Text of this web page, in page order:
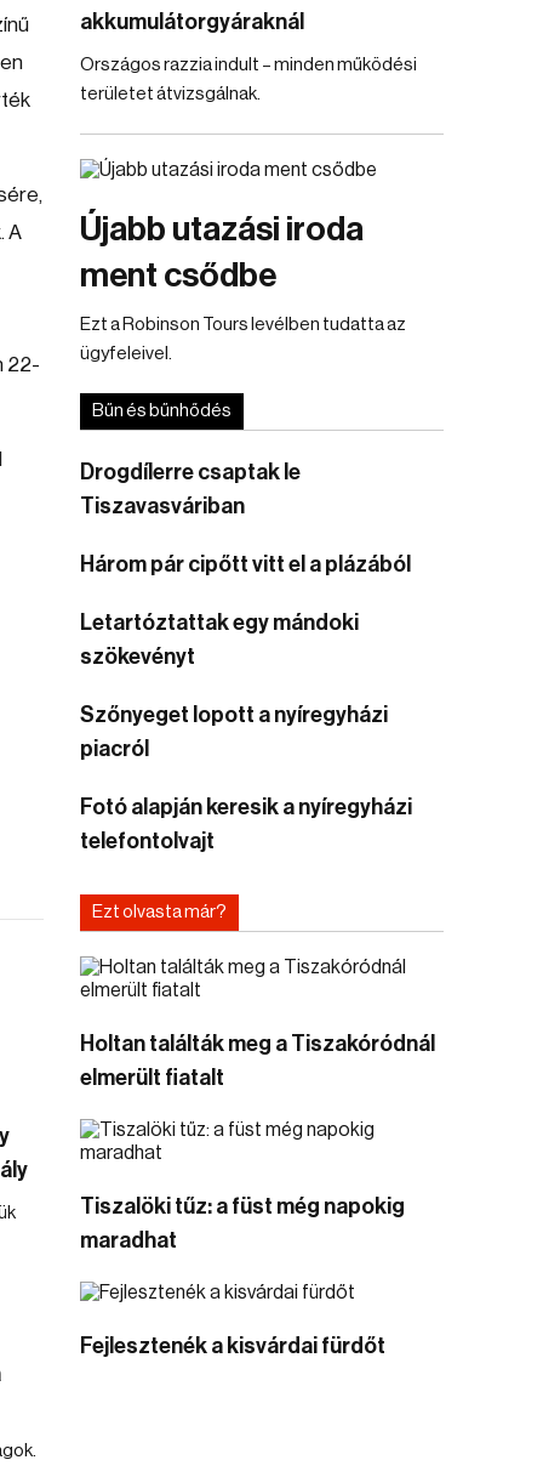
A
22-
akkumulátorgyáraknál
Országos razzia indult – minden működési
területet átvizsgálnak.
Újabb utazási iroda
ment csődbe
Ezt a Robinson Tours levélben tudatta az
ügyfeleivel.
Bűn és bűnhődés
Drogdílerre csaptak le
Tiszavasváriban
Három pár cipőtt vitt el a plázából
Letartóztattak egy mándoki
szökevényt
Szőnyeget lopott a nyíregyházi
piacról
Fotó alapján keresik a nyíregyházi
telefontolvajt
Ezt olvasta már?
Holtan találták meg a Tiszakóródnál
elmerült fiatalt
Tiszalöki tűz: a füst még napokig
maradhat
Fejlesztenék a kisvárdai fürdőt